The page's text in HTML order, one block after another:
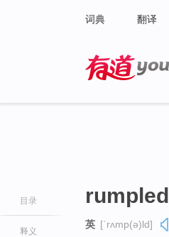
词典 翻译
目录
释义
rumpled
英 [ˈrʌmp(ə)ld]